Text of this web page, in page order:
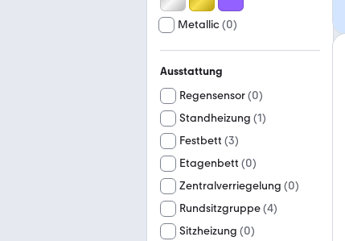
Metallic(0)
Ausstattung
Regensensor(0)
Standheizung (1)
Festbett (3)
Etagenbett (0)
Zentralverriegelung (0)
Rundsitzgruppe(4)
Sitzheizung (0)